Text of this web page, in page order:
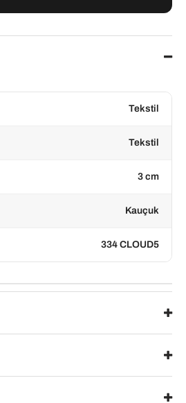
Tekstil
Tekstil
3 cm
Kauçuk
334 CLOUD5